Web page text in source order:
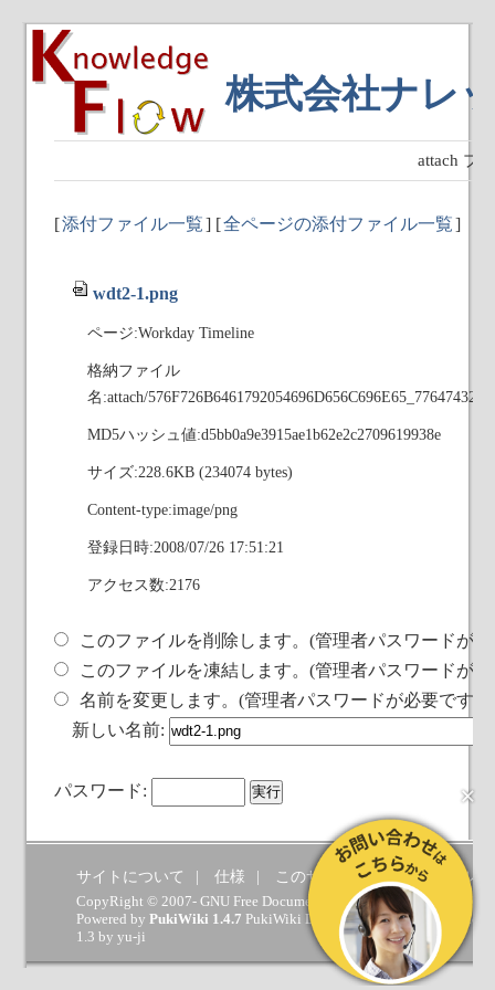
株式会社ナレ
attach プ
[添付ファイル一覧] [全ページの添付ファイル一覧]
wdt2-1.png
ページ:Workday Timeline
格納ファイル
名:attach/
MD5ハッシュ値:d5bb0a9e3915ae1b62e2c2709619938e
サイズ:228.6KB (234074 bytes)
Content-type:image/png
登録日時:2008/07/26 17:51:21
アクセス数:2176
このファイルを削除します。(管理者パスワードが
このファイルを凍結します。(管理者パスワードが
名前を変更します。(管理者パスワードが必要です)
新しい名前:
パスワード:
サイトについて 仕様 このサイトへの要望 ヘルプ
CopyRight © 2007- GNU Free Documentation License.
Powered by PukiWiki 1.4.7 PukiWiki Developers Team( GPL )
1.3 by yu-ji
×